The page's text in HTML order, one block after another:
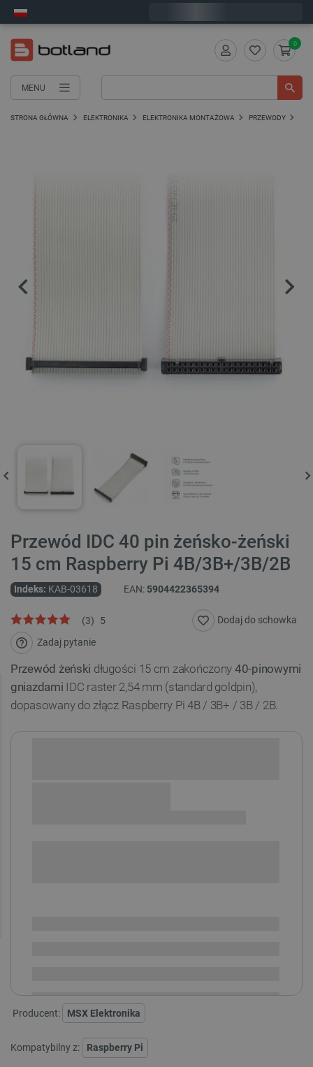
MENU
0
STRONA GŁÓWNA ELEKTRONIKA ELEKTRONIKA MONTAŻOWA PRZEWODY
Przewód IDC 40 pin żeńsko-żeński
15 cm Raspberry Pi 4B/3B+/3B/2B
Indeks: KAB-03618 EAN: 5904422365394
5
(3)
Zadaj pytanie
Dodaj do schowka
Przewód żeński długości 15 cm zakończony 40-pinowymi
gniazdami IDC raster 2,54 mm (standard goldpin),
dopasowany do złącz Raspberry Pi 4B / 3B+ / 3B / 2B.
Producent: MSX Elektronika
Kompatybilny z: Raspberry Pi